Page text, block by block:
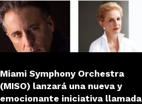
Miami Symphony Orchestra
(MISO) lanzará una nueva y
emocionante iniciativa llamada